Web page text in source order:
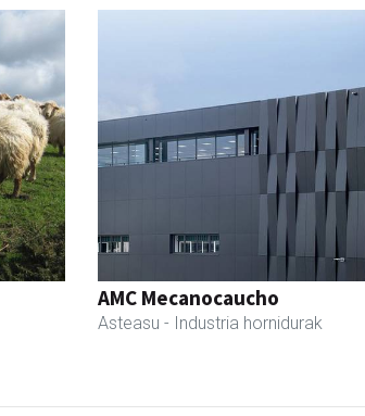
AMC Mecanocaucho
Asteasu - Industria hornidurak